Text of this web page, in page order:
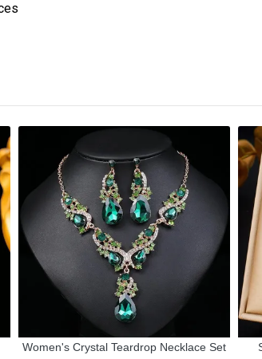
Women's Crystal Teardrop Necklace Set